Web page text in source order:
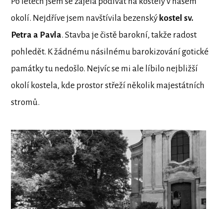
okolí. Nejdříve jsem navštívila bezenský kostel sv.
Petra a Pavla. Stavba je čistě barokní, takže radost
pohledět. K žádnému násilnému barokizování gotické
památky tu nedošlo. Nejvíc se mi ale líbilo nejbližší
okolí kostela, kde prostor střeží několik majestátních
stromů.